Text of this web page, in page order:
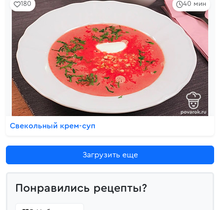
40 мин
180
Свекольный крем-суп
Загрузить еще
Понравились рецепты?